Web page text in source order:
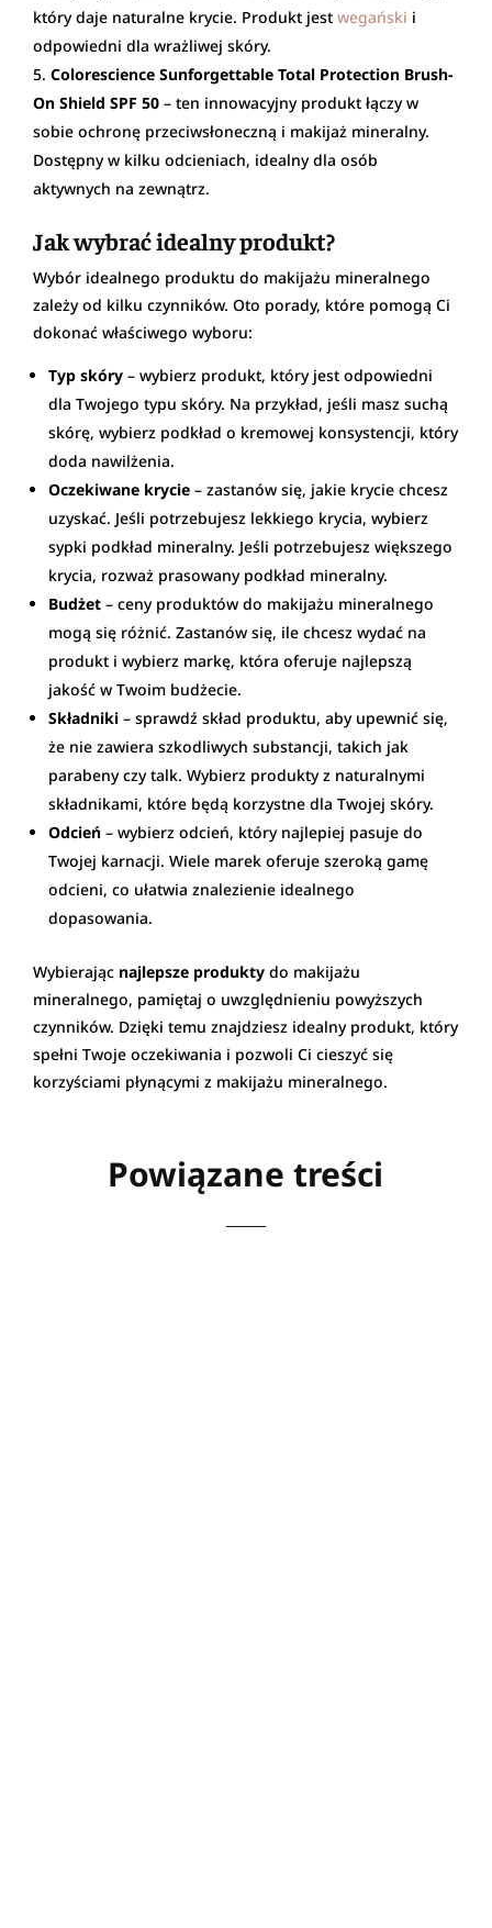
który daje naturalne krycie. Produkt jest wegański i
odpowiedni dla wrażliwej skóry.
Colorescience Sunforgettable Total Protection Brush-
On Shield SPF 50 – ten innowacyjny produkt łączy w
sobie ochronę przeciwsłoneczną i makijaż mineralny.
Dostępny w kilku odcieniach, idealny dla osób
aktywnych na zewnątrz.
Jak wybrać idealny produkt?
Wybór idealnego produktu do makijażu mineralnego
zależy od kilku czynników. Oto porady, które pomogą Ci
dokonać właściwego wyboru:
Typ skóry – wybierz produkt, który jest odpowiedni
dla Twojego typu skóry. Na przykład, jeśli masz suchą
skórę, wybierz podkład o kremowej konsystencji, który
doda nawilżenia.
Oczekiwane krycie – zastanów się, jakie krycie chcesz
uzyskać. Jeśli potrzebujesz lekkiego krycia, wybierz
sypki podkład mineralny. Jeśli potrzebujesz większego
krycia, rozważ prasowany podkład mineralny.
Budżet – ceny produktów do makijażu mineralnego
mogą się różnić. Zastanów się, ile chcesz wydać na
produkt i wybierz markę, która oferuje najlepszą
jakość w Twoim budżecie.
Składniki – sprawdź skład produktu, aby upewnić się,
że nie zawiera szkodliwych substancji, takich jak
parabeny czy talk. Wybierz produkty z naturalnymi
składnikami, które będą korzystne dla Twojej skóry.
Odcień – wybierz odcień, który najlepiej pasuje do
Twojej karnacji. Wiele marek oferuje szeroką gamę
odcieni, co ułatwia znalezienie idealnego
dopasowania.
Wybierając najlepsze produkty do makijażu
mineralnego, pamiętaj o uwzględnieniu powyższych
czynników. Dzięki temu znajdziesz idealny produkt, który
spełni Twoje oczekiwania i pozwoli Ci cieszyć się
korzyściami płynącymi z makijażu mineralnego.
Powiązane treści